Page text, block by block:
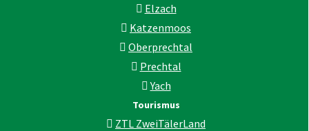
Elzach
Katzenmoos
Oberprechtal
Prechtal
Yach
Tourismus
ZTL ZweiTälerLand